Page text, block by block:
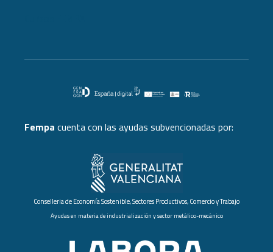
Fempa cuenta con las ayudas subvencionadas por:
Conselleria de Economía Sostenible, Sectores Productivos, Comercio y Trabajo
Ayudas en materia de industrialización y sector metálico-mecánico